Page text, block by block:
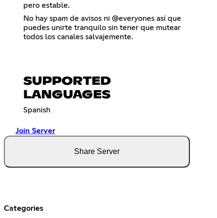
pero estable.
No hay spam de avisos ni @everyones así que
puedes unirte tranquilo sin tener que mutear
todos los canales salvajemente.
SUPPORTED
LANGUAGES
Spanish
Join Server
Share Server
Categories